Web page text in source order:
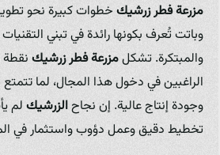
مزرعة فطر زرشيكخطوات كبيرة نحو
وباتت تُعرف بكونها رائدة في تبني
والمبتكرة. تشكلمزرعة فطر زرشيكنقطة
الراغبين في دخول هذا المجال، لما
وجودة إنتاج عالية. إن نجاحالزرشيكلم
تخطيط دقيق وعمل دؤوب واستثمار في